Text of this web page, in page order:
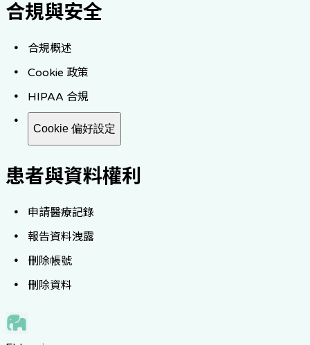
合規與安全
合規概述
Cookie 政策
HIPAA 合規
Cookie 偏好設定
患者與資料權利
申請醫療記錄
報告資料洩露
刪除帳號
刪除資料